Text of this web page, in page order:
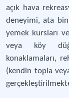
açık hava
deneyimi, ata
yemek kursları
veya köy
konaklamaları,
(kendin topla